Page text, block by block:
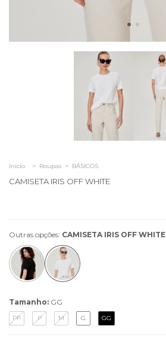
Início > Roupas > BÁSICOS
CAMISETA IRIS OFF WHITE
Outras opções: CAMISETA IRIS OFF WHITE
Tamanho: GG
PP P M G GG